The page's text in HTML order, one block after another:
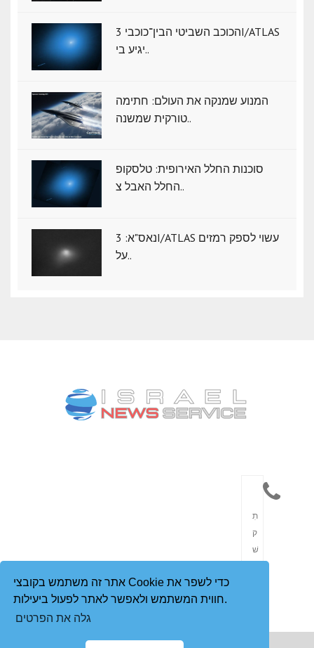
אתר זה משתמש בקובצי Cookie כדי לשפר את
חווית המשתמש ולאפשר לאתר לפעול ביעילות.
גלה את הפרטים
הכוכב השביטי הבין־כוכבי 3I/ATLAS
יגיע בי..
המנוע שמנקה את העולם: חתימה
טורקית שמשנה..
סוכנות החלל האירופית: טלסקופ
החלל האבל צ..
נאס"א: ‏3I/ATLAS עשוי לספק רמזים
על..
תִ
ק
שׁ